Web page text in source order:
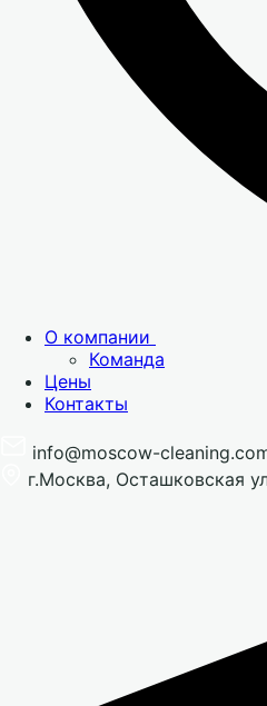
О компании
Команда
Цены
Контакты
info@moscow-
г.Москва, Осташковская